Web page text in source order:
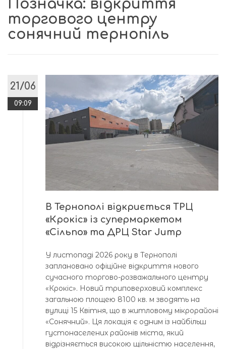
Позначка: відкриття
торгового центру
сонячний тернопіль
21/06
09:09
В Тернополі відкриється ТРЦ
«Крокіс» із супермаркетом
«Сільпо» та ДРЦ Star Jump
У листопаді 2026 року в Тернополі
заплановано офіційне відкриття нового
сучасного торгово-розважального центру
«Крокіс». Новий триповерховий комплекс
загальною площею 8100 кв. м зводять на
вулиці 15 Квітня, що в житловому мікрорайоні
«Сонячний». Ця локація є одним із найбільш
густонаселених районів міста, який
відрізняється високою щільністю населення,